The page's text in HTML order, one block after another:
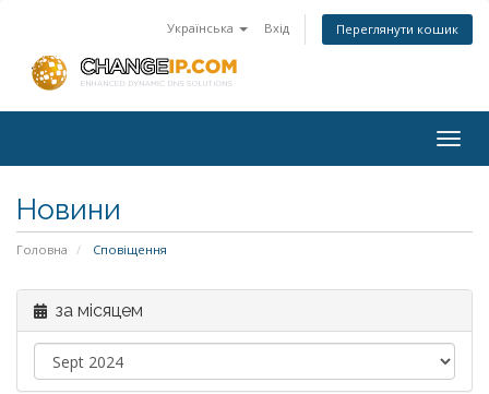
Українська Вхід Переглянути кошик
Новини
Головна Сповіщення
за місяцем